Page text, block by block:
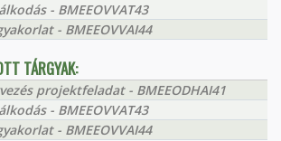
- BMEEOVVAT43
- BMEEOVVAI44
TÁRGYAK:
projektfeladat - BMEEODHAI41
- BMEEOVVAT43
- BMEEOVVAI44